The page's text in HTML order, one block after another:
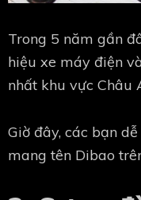
Trong 5 năm gần
hiệu xe máy điện
nhất khu vực Châu
Giờ đây, các bạn
mang tên Dibao